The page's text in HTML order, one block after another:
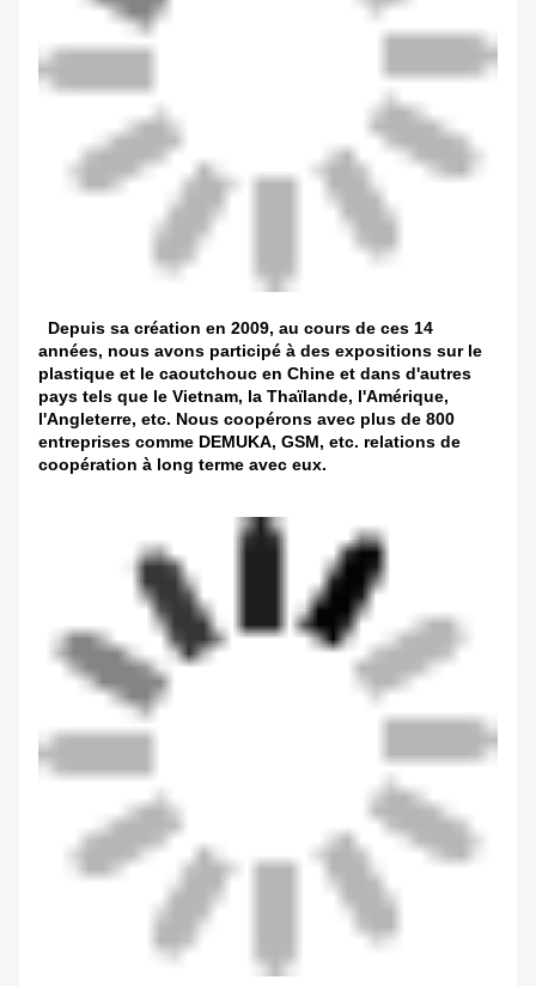
Depuis sa création en 2009, au cours de ces 14
années, nous avons participé à des expositions sur le
plastique et le caoutchouc en Chine et dans d'autres
pays tels que le Vietnam, la Thaïlande, l'Amérique,
l'Angleterre, etc. Nous coopérons avec plus de 800
entreprises comme DEMUKA, GSM, etc. relations de
coopération à long terme avec eux.